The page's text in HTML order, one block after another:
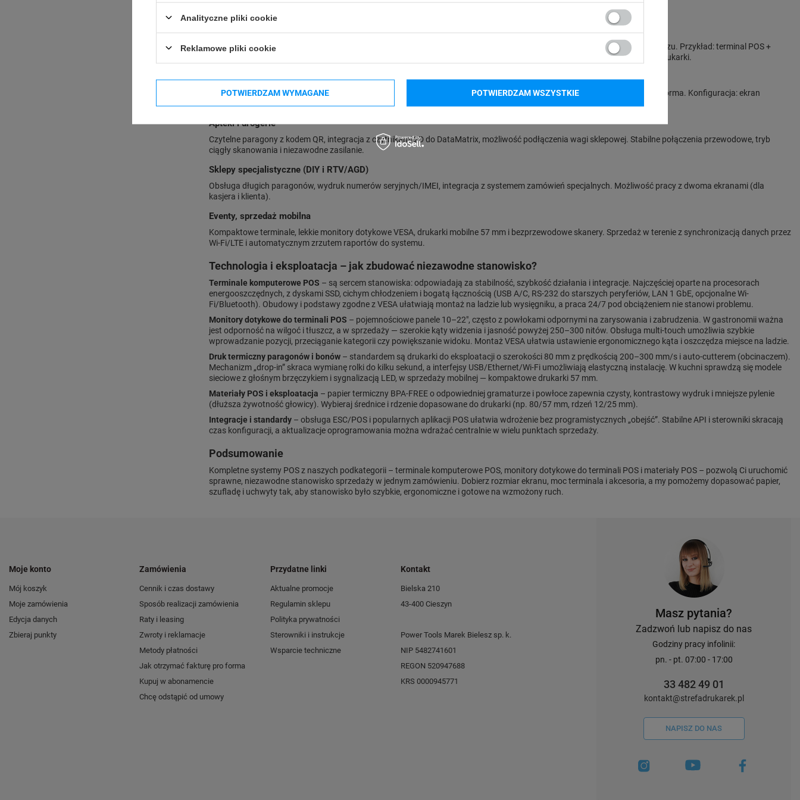
Szybkie skanowanie EAN/QR, wydruk paragonów 80 mm, obsługa zwrotów i rabatów, etykiety cenowe drukowane na zapleczu. Przykład: terminal POS +
monitor dotykowy 15,6" + drukarka do wydruków o szerokości 80 mm i prędkości druku 300 mm/s + szuflada sterowana z drukarki.
Gastronomia (bar, restauracja, kawiarnia, food truck)
„Bonowanie” zamówień do kuchni (drukarka w kuchni z siecią LAN z brzęczykiem), rachunki dzielone, napiwki, rachunki pro forma. Konfiguracja: ekran
odporny na tłuszcz i wilgoć, terminal all-day 24/7, drukarka paragonów przy barze + drukarka kuchni w zapleczu.
Apteki i drogerie
Czytelne paragony z kodem QR, integracja z czytnikami 2D do DataMatrix, możliwość podłączenia wagi sklepowej. Stabilne połączenia przewodowe, tryb
ciągły skanowania i niezawodne zasilanie.
Sklepy specjalistyczne (DIY i RTV/AGD)
Obsługa długich paragonów, wydruk numerów seryjnych/IMEI, integracja z systemem zamówień specjalnych. Możliwość pracy z dwoma ekranami (dla
kasjera i klienta).
Eventy, sprzedaż mobilna
Kompaktowe terminale, lekkie monitory dotykowe VESA, drukarki mobilne 57 mm i bezprzewodowe skanery. Sprzedaż w terenie z synchronizacją danych przez
Wi-Fi/LTE i automatycznym zrzutem raportów do systemu.
Technologia i eksploatacja – jak zbudować niezawodne stanowisko?
Terminale komputerowe POS – są sercem stanowiska: odpowiadają za stabilność, szybkość działania i integracje. Najczęściej oparte na procesorach
energooszczędnych, z dyskami SSD, cichym chłodzeniem i bogatą łącznością (USB A/C, RS-232 do starszych peryferiów, LAN 1 GbE, opcjonalne Wi-
Fi/Bluetooth). Obudowy i podstawy zgodne z VESA ułatwiają montaż na ladzie lub wysięgniku, a praca 24/7 pod obciążeniem nie stanowi problemu.
Monitory dotykowe do terminali POS – pojemnościowe panele 10–22", często z powłokami odpornymi na zarysowania i zabrudzenia. W gastronomii ważna
jest odporność na wilgoć i tłuszcz, a w sprzedaży — szerokie kąty widzenia i jasność powyżej 250–300 nitów. Obsługa multi-touch umożliwia szybkie
wprowadzanie pozycji, przeciąganie kategorii czy powiększanie widoku. Montaż VESA ułatwia ustawienie ergonomicznego kąta i oszczędza miejsce na ladzie.
Druk termiczny paragonów i bonów – standardem są drukarki do eksploatacji o szerokości 80 mm z prędkością 200–300 mm/s i auto-cutterem (obcinaczem).
Mechanizm „drop-in” skraca wymianę rolki do kilku sekund, a interfejsy USB/Ethernet/Wi-Fi umożliwiają elastyczną instalację. W kuchni sprawdzą się modele
sieciowe z głośnym brzęczykiem i sygnalizacją LED, w sprzedaży mobilnej — kompaktowe drukarki 57 mm.
Materiały POS i eksploatacja – papier termiczny BPA-FREE o odpowiedniej gramaturze i powłoce zapewnia czysty, kontrastowy wydruk i mniejsze pylenie
(dłuższa żywotność głowicy). Wybieraj średnice i rdzenie dopasowane do drukarki (np. 80/57 mm, rdzeń 12/25 mm).
Integracje i standardy – obsługa ESC/POS i popularnych aplikacji POS ułatwia wdrożenie bez programistycznych „obejść”. Stabilne API i sterowniki skracają
czas konfiguracji, a aktualizacje oprogramowania można wdrażać centralnie w wielu punktach sprzedaży.
Podsumowanie
Kompletne systemy POS z naszych podkategorii – terminale komputerowe POS, monitory dotykowe do terminali POS i materiały POS – pozwolą Ci uruchomić
sprawne, niezawodne stanowisko sprzedaży w jednym zamówieniu. Dobierz rozmiar ekranu, moc terminala i akcesoria, a my pomożemy dopasować papier,
szufladę i uchwyty tak, aby stanowisko było szybkie, ergonomiczne i gotowe na wzmożony ruch.
Moje konto
Mój koszyk
Moje zamówienia
Edycja danych
Zbieraj punkty
Zamówienia
Cennik i czas dostawy
Sposób realizacji zamówienia
Raty i leasing
Zwroty i reklamacje
Metody płatności
Jak otrzymać fakturę pro forma
Kupuj w abonamencie
Chcę odstąpić od umowy
Przydatne linki
Aktualne promocje
Regulamin sklepu
Polityka prywatności
Sterowniki i instrukcje
Wsparcie techniczne
Kontakt
Bielska 210
43-400 Cieszyn
Power Tools Marek Bielesz sp. k.
NIP 5482741601
REGON 520947688
KRS 0000945771
Masz pytania?
Zadzwoń lub napisz do nas
Godziny pracy infolinii:
pn. - pt. 07:00 - 17:00
33 482 49 01
kontakt@strefadrukarek.pl
NAPISZ DO NAS
Analityczne pliki cookie
Reklamowe pliki cookie
POTWIERDZAM WYMAGANE POTWIERDZAM WSZYSTKIE